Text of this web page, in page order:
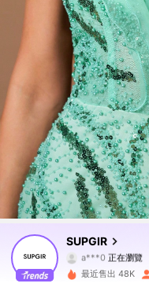
SUPGIR
4.88 68K 追蹤者
4.88 68K 追蹤者
a***0 正在瀏覽
4.88
68K 追蹤者
最近售出 48K